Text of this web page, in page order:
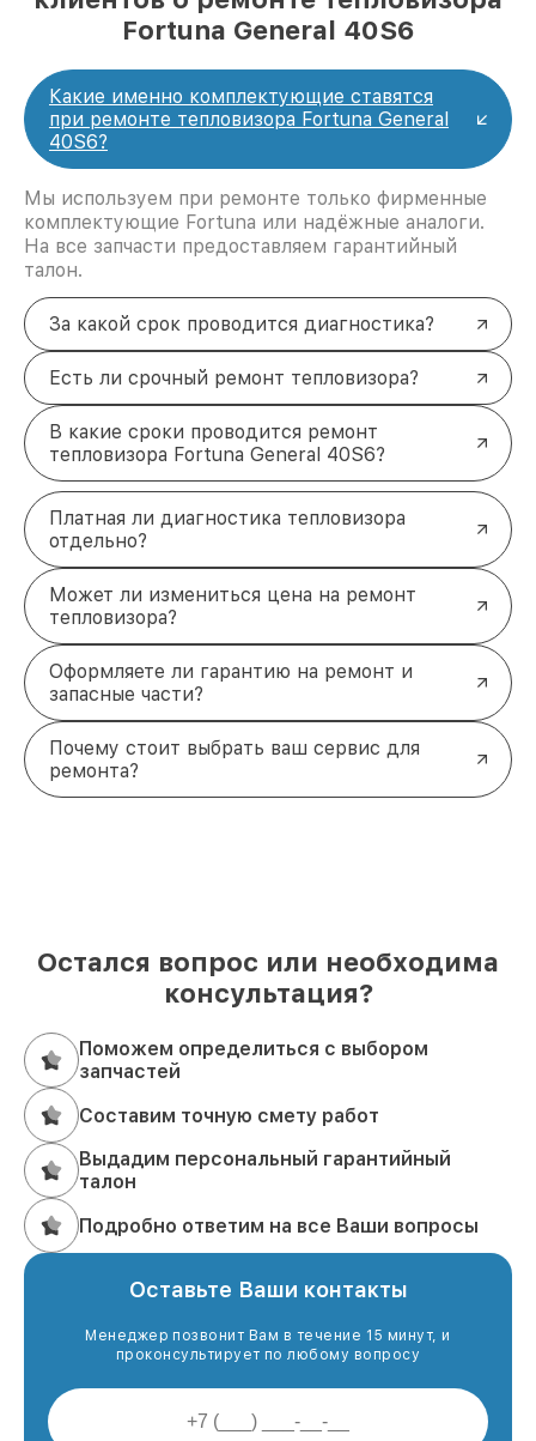
Fortuna General 40S6
Какие именно комплектующие ставятся
при ремонте тепловизора Fortuna General
40S6?
Мы используем при ремонте только фирменные
комплектующие Fortuna или надёжные аналоги.
На все запчасти предоставляем гарантийный
талон.
За какой срок проводится диагностика?
Есть ли срочный ремонт тепловизора?
В какие сроки проводится ремонт
тепловизора Fortuna General 40S6?
Платная ли диагностика тепловизора
отдельно?
Может ли измениться цена на ремонт
тепловизора?
Оформляете ли гарантию на ремонт и
запасные части?
Почему стоит выбрать ваш сервис для
ремонта?
Остался вопрос или необходима
консультация?
Поможем определиться с выбором
запчастей
Составим точную смету работ
Выдадим персональный гарантийный
талон
Подробно ответим на все Ваши вопросы
Оставьте Ваши контакты
Менеджер позвонит Вам в течение 15 минут, и
проконсультирует по любому вопросу